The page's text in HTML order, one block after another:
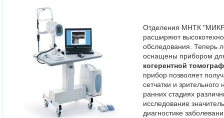
Отделения МНТК
расширяют
обследования. Теперь
оснащены прибором
когерентной
прибор позволяет
сетчатки и
ранних стадиях
исследование
диагностике